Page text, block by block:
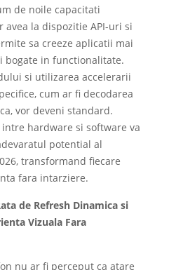
de noile capacitati
avea la dispozitie API-uri si
sa creeze aplicatii mai
bogate in functionalitate.
si utilizarea accelerarii
cum ar fi decodarea
vor deveni standard.
hardware si software va
potential al
transformand fiecare
fara intarziere.
de Refresh Dinamica si
Vizuala Fara
nu ar fi perceput ca atare